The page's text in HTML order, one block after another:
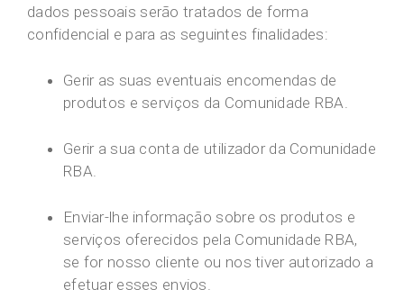
dados pessoais serão tratados de forma
confidencial e para as seguintes finalidades:
Gerir as suas eventuais encomendas de
produtos e serviços da Comunidade RBA.
Gerir a sua conta de utilizador da Comunidade
RBA.
Enviar-lhe informação sobre os produtos e
serviços oferecidos pela Comunidade RBA,
se for nosso cliente ou nos tiver autorizado a
efetuar esses envios.